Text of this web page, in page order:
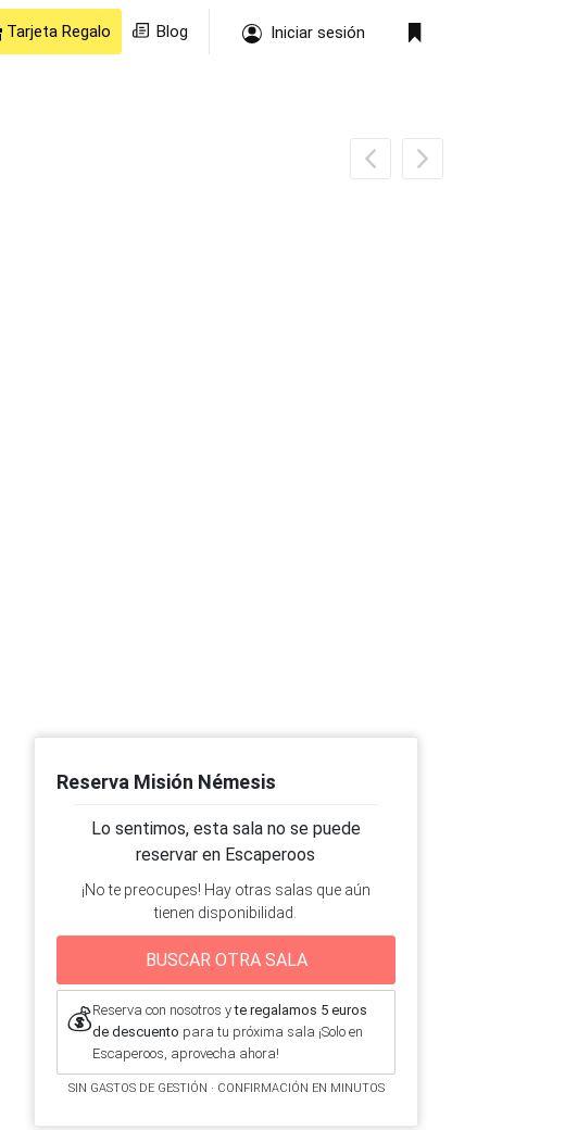
Tarjeta Regalo Blog Iniciar sesión
Reserva Misión Némesis
Lo sentimos, esta sala no se puede
reservar en Escaperoos
¡No te preocupes! Hay otras salas que aún
tienen disponibilidad.
BUSCAR OTRA SALA
💰Reserva con nosotros yte regalamos 5 euros
de descuento para tu próxima sala ¡Solo en
Escaperoos, aprovecha ahora!
SIN GASTOS DE GESTIÓN · CONFIRMACIÓN EN MINUTOS